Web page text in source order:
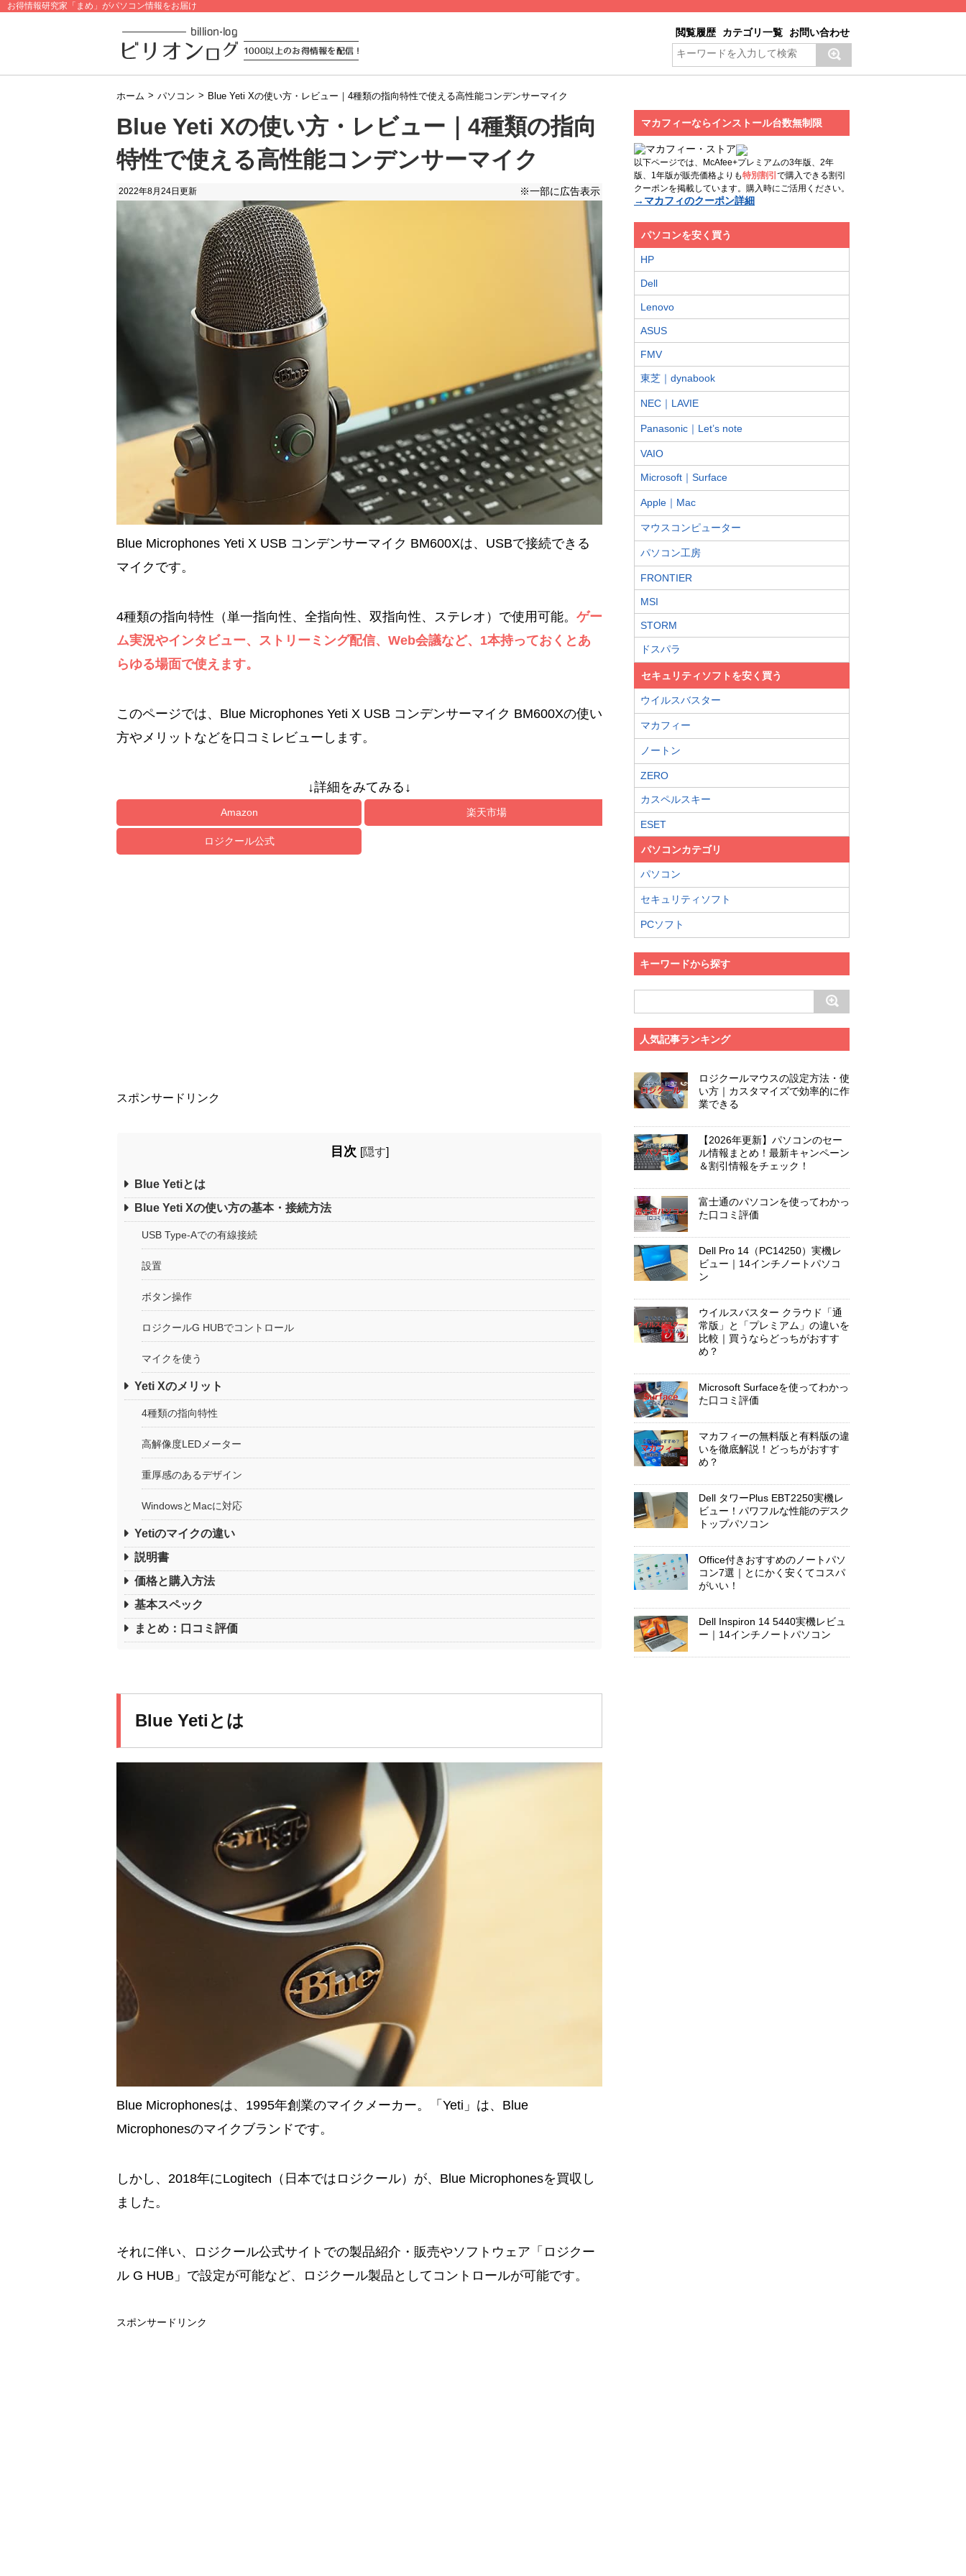
お得情報研究家「まめ」がパソコン情報をお届け
閲覧履歴 カテゴリ一覧 お問い合わせ
ホーム > パソコン > Blue Yeti Xの使い方・レビュー｜4種類の指向特性で使える高性能コンデンサーマイク
Blue Yeti Xの使い方・レビュー｜4種類の指向
特性で使える高性能コンデンサーマイク
2022年8月24日 更新 ※一部に広告表示
Blue Microphones Yeti X USB コンデンサーマイク BM600Xは、USBで接続できる
マイクです。
4種類の指向特性（単一指向性、全指向性、双指向性、ステレオ）で使用可能。 ゲー
ム実況やインタビュー、ストリーミング配信、Web会議など、1本持っておくとあ
らゆる場面で使えます。
このページでは、Blue Microphones Yeti X USB コンデンサーマイク BM600Xの使い
方やメリットなどを口コミレビューします。
↓詳細をみてみる↓
Amazon 楽天市場
ロジクール公式
スポンサードリンク
目次 [隠す]
Blue Yetiとは
Blue Yeti Xの使い方の基本・接続方法
USB Type-Aでの有線接続
設置
ボタン操作
ロジクールG HUBでコントロール
マイクを使う
Yeti Xのメリット
4種類の指向特性
高解像度LEDメーター
重厚感のあるデザイン
WindowsとMacに対応
Yetiのマイクの違い
説明書
価格と購入方法
基本スペック
まとめ：口コミ評価
Blue Yetiとは
Blue Microphonesは、1995年創業のマイクメーカー。「Yeti」は、Blue
Microphonesのマイクブランドです。
しかし、2018年にLogitech（日本ではロジクール）が、Blue Microphonesを買収し
ました。
それに伴い、ロジクール公式サイトでの製品紹介・販売やソフトウェア「ロジクー
ル G HUB」で設定が可能など、ロジクール製品としてコントロールが可能です。
スポンサードリンク
マカフィーならインストール台数無制限
以下ページでは、McAfee+プレミアムの3年版、2年
版、1年版が販売価格よりも特別割引 で購入できる割引
クーポンを掲載しています。購入時にご活用ください。
→マカフィのクーポン詳細
パソコンを安く買う
HP
Dell
Lenovo
ASUS
FMV
東芝｜dynabook
NEC｜LAVIE
Panasonic｜Let’s note
VAIO
Microsoft｜Surface
Apple｜Mac
マウスコンピューター
パソコン工房
FRONTIER
MSI
STORM
ドスパラ
セキュリティソフトを安く買う
ウイルスバスター
マカフィー
ノートン
ZERO
カスペルスキー
ESET
パソコンカテゴリ
パソコン
セキュリティソフト
PCソフト
キーワードから探す
人気記事ランキング
ロジクールマウスの設定方法・使
い方｜カスタマイズで効率的に作
業できる
【2026年更新】パソコンのセー
ル情報まとめ！最新キャンペーン
＆割引情報をチェック！
富士通のパソコンを使ってわかっ
た口コミ評価
Dell Pro 14（PC14250）実機レ
ビュー｜14インチノートパソコ
ン
ウイルスバスター クラウド「通
常版」と「プレミアム」の違いを
比較｜買うならどっちがおすす
め？
Microsoft Surfaceを使ってわかっ
た口コミ評価
マカフィーの無料版と有料版の違
いを徹底解説！どっちがおすす
め？
Dell タワーPlus EBT2250実機レ
ビュー！パワフルな性能のデスク
トップパソコン
Office付きおすすめのノートパソ
コン7選｜とにかく安くてコスパ
がいい！
Dell Inspiron 14 5440実機レビュ
ー｜14インチノートパソコン